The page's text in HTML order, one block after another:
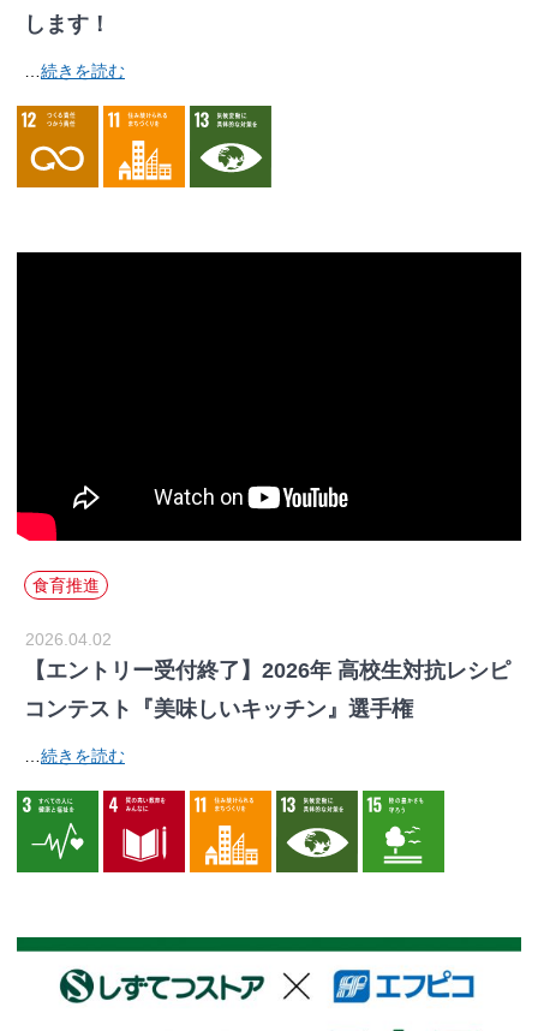
します！
続きを読む
食育推進
2026.04.02
【エントリー受付終了】2026年 高校生対抗レシピ
コンテスト『美味しいキッチン』選手権
続きを読む